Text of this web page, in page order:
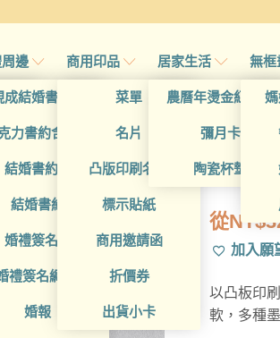
邊
成結婚書約夾
力書約含木座
結婚書約組
結婚書約
婚禮簽名簿
禮簽名綢(p)
婚報
商用印品
菜單
名片
凸版印刷名片
標示貼紙
商用邀請函
折價券
出貨小卡
居家生活
農曆年燙金紅包袋
彌月卡
陶瓷杯墊
無框
從NT$
加入願
以凸板印
軟，多種